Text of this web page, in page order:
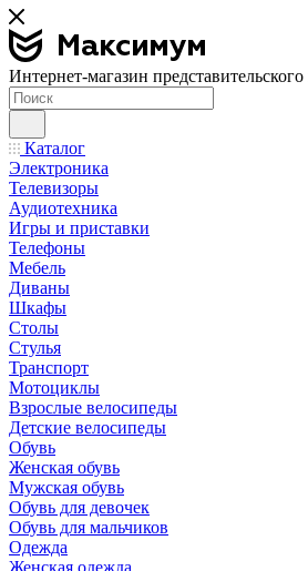
Интернет-магазин представительского
Каталог
Электроника
Телевизоры
Аудиотехника
Игры и приставки
Телефоны
Мебель
Диваны
Шкафы
Столы
Стулья
Транспорт
Мотоциклы
Взрослые велосипеды
Детские велосипеды
Обувь
Женская обувь
Мужская обувь
Обувь для девочек
Обувь для мальчиков
Одежда
Женская одежда